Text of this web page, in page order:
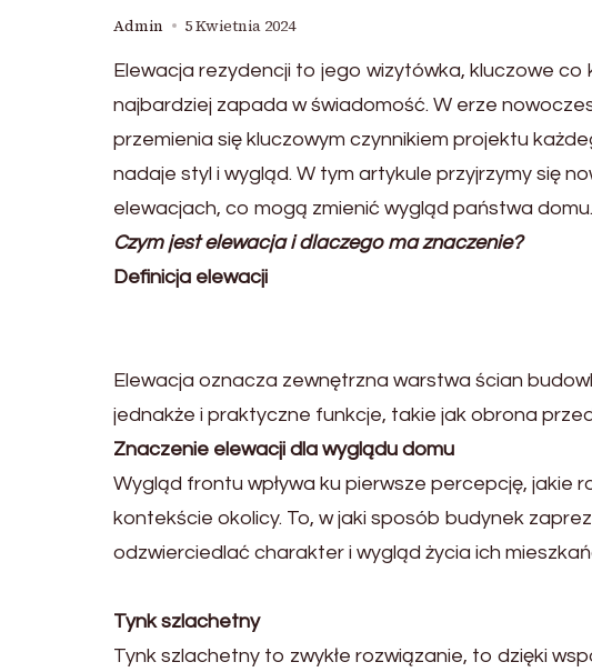
Admin 5 Kwietnia 2024
Elewacja rezydencji to jego wizytówka, kluczowe
najbardziej zapada w świadomość. W erze
przemienia się kluczowym czynnikiem projektu
nadaje styl i wygląd. W tym artykule przyjrzymy się
elewacjach, co mogą zmienić wygląd państwa domu.
Czym jest elewacja i dlaczego ma znaczenie?
Definicja elewacji
Elewacja oznacza zewnętrzna warstwa ścian
jednakże i praktyczne funkcje, takie jak obrona
Znaczenie elewacji dla wyglądu domu
Wygląd frontu wpływa ku pierwsze percepcję, jakie
kontekście okolicy. To, w jaki sposób budynek
odzwierciedlać charakter i wygląd życia ich
Tynk szlachetny
Tynk szlachetny to zwykłe rozwiązanie, to dzięki